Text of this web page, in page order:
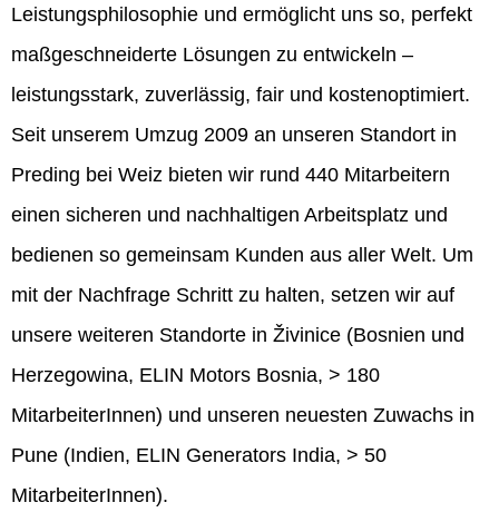
Leistungsphilosophie und ermöglicht uns so, perfekt
maßgeschneiderte Lösungen zu entwickeln –
leistungsstark, zuverlässig, fair und kostenoptimiert.
Seit unserem Umzug 2009 an unseren Standort in
Preding bei Weiz bieten wir rund 440 Mitarbeitern
einen sicheren und nachhaltigen Arbeitsplatz und
bedienen so gemeinsam Kunden aus aller Welt. Um
mit der Nachfrage Schritt zu halten, setzen wir auf
unsere weiteren Standorte in Živinice (Bosnien und
Herzegowina, ELIN Motors Bosnia, > 180
MitarbeiterInnen) und unseren neuesten Zuwachs in
Pune (Indien, ELIN Generators India, > 50
MitarbeiterInnen).